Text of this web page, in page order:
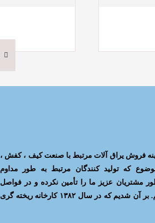
خود را در زمینه فروش یراق آلات مرتبط با صنعت کیف ، کفش ،
که تولید کنندگان مرتبط به طور مداوم
مشتریان عزیز ما را تأمین نکرده و در فواصل
مختلف با افت و خیز کیفیت روبه رو می شدیم. بر آن شدیم که در سال ۱۳۸۲ کارخانه ریخته گری